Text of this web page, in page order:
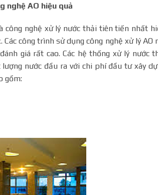
nghệ AO hiệu quả
công nghệ xử lý nước thải tiên tiến nhất
. Các công trình sử dụng công nghệ xử lý AO
giá rất cao. Các hệ thống xử lý nước
nước đầu ra với chi phí đầu tư xây
gồm: